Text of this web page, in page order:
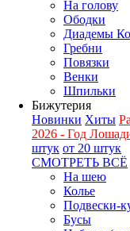
На голову
Ободки
Диадемы
Гребни
Повязки
Венки
Шпильки
Бижутерия
Новинки Хиты
2026 - Год
штук от 20 штук
СМОТРЕТЬ ВСЁ
На шею
Колье
Подвески-
Бусы